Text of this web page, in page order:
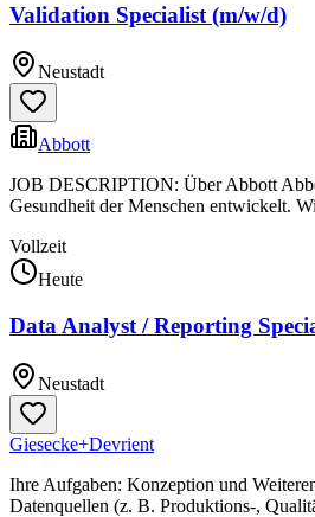
Validation Specialist (m/w/d)
Neustadt
Abbott
JOB DESCRIPTION: Über Abbott
Gesundheit der Menschen entwickelt.
Vollzeit
Heute
Data Analyst / Reporting
Neustadt
Giesecke+Devrient
Ihre Aufgaben: Konzeption und
Datenquellen (z. B. Produktions‑,